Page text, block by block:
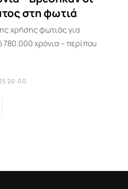
στη φωτιά
χρήσης φωτιάς για
χρόνια – περίπου
20:00